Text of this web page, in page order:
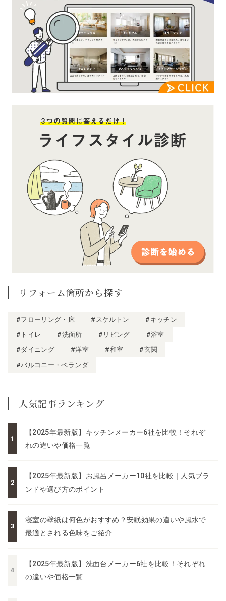
リフォーム箇所から探す
#フローリング・床 #スケルトン
#キッチン
#トイレ
#洗面所 #リビング
#浴室
#ダイニング
#洋室 #和室
#玄関
#バルコニー・ベランダ
人気記事ランキング
【2025年最新版】キッチンメーカー6社を比較！それぞ
れの違いや価格一覧
【2025年最新版】お風呂メーカー10社を比較｜人気ブラ
ンドや選び方のポイント
寝室の壁紙は何色がおすすめ？安眠効果の違いや風水で
最適とされる色味をご紹介
【2025年最新版】洗面台メーカー6社を比較！それぞれ
の違いや価格一覧